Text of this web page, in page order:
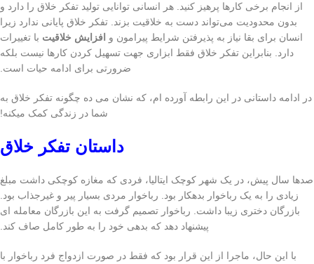
از انجام برخی کارها پرهیز کنید. هر انسانی توانایی تولید تفکر خلاق را دارد و
بدون محدودیت می‌تواند دست به خلاقیت بزند. تفکر خلاق پایانی ندارد زیرا
انسان برای بقا نیاز به پذیرفتن شرایط پیرامون و افزایش خلاقیت با تغییرات
دارد. بنابراین تفکر خلاق فقط ابزاری جهت تسهیل کردن کارها نیست بلکه
ضرورتی برای ادامه حیات است.
در ادامه داستانی در این رابطه آورده ام، که نشان می ده چگونه تفکر خلاق به
شما در زندگی کمک میکنه!
داستان تفکر خلاق
صدها سال پیش، در یک شهر کوچک ایتالیا، فردی که مغازه کوچکی داشت مبلغ
زیادی را به یک رباخوار بدهکار بود. رباخوار مردی بسیار پیر و غیرجذاب بود.
بازرگان دختری زیبا داشت. رباخوار تصمیم گرفت به این بازرگان معامله ای
پیشنهاد دهد که بدهی خود را به طور کامل صاف کند.
با این حال، ماجرا از این قرار بود که فقط در صورت ازدواج فرد رباخوار با